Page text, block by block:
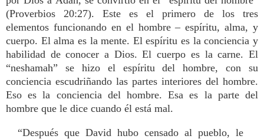
(Proverbios 20:27). Este es el primero de los tres
elementos funcionando en el hombre – espíritu, alma, y
cuerpo. El alma es la mente. El espíritu es la conciencia y
habilidad de conocer a Dios. El cuerpo es la carne. El
“neshamah” se hizo el espíritu del hombre, con su
conciencia escudriñando las partes interiores del hombre.
Eso es la conciencia del hombre. Esa es la parte del
hombre que le dice cuando él está mal.
“Después que David hubo censado al pueblo, le